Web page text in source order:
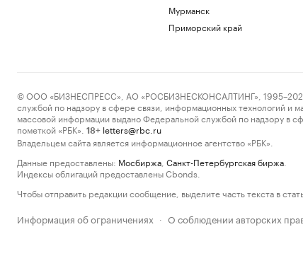
Мурманск
Приморский край
© ООО «БИЗНЕСПРЕСС», АО «РОСБИЗНЕСКОНСАЛТИНГ», 1995–2026.
службой по надзору в сфере связи, информационных технологий и
массовой информации выдано Федеральной службой по надзору в
пометкой «РБК».
18+ letters@rbc.ru
Владельцем сайта является информационное агентство «РБК».
Данные предоставлены: Мосбиржа Санкт-Петербургская биржа
Индексы облигаций предоставлены Cbonds.
Чтобы отправить редакции сообщение, выделите часть текста в
Информация об ограничениях · О соблюдении авторских